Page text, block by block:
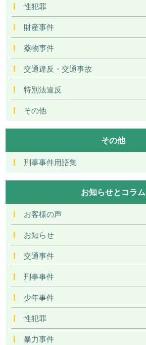
性犯罪
財産事件
薬物事件
交通違反・交通事故
特別法違反
その他
その他
刑事事件用語集
お知らせとコラム
お客様の声
お知らせ
交通事件
刑事事件
少年事件
性犯罪
暴力事件